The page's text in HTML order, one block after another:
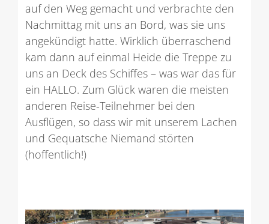
auf den Weg gemacht und verbrachte den
Nachmittag mit uns an Bord, was sie uns
angekündigt hatte. Wirklich überraschend
kam dann auf einmal Heide die Treppe zu
uns an Deck des Schiffes – was war das für
ein HALLO. Zum Glück waren die meisten
anderen Reise-Teilnehmer bei den
Ausflügen, so dass wir mit unserem Lachen
und Gequatsche Niemand störten
(hoffentlich!)